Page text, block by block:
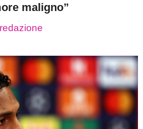
maligno”
redazione